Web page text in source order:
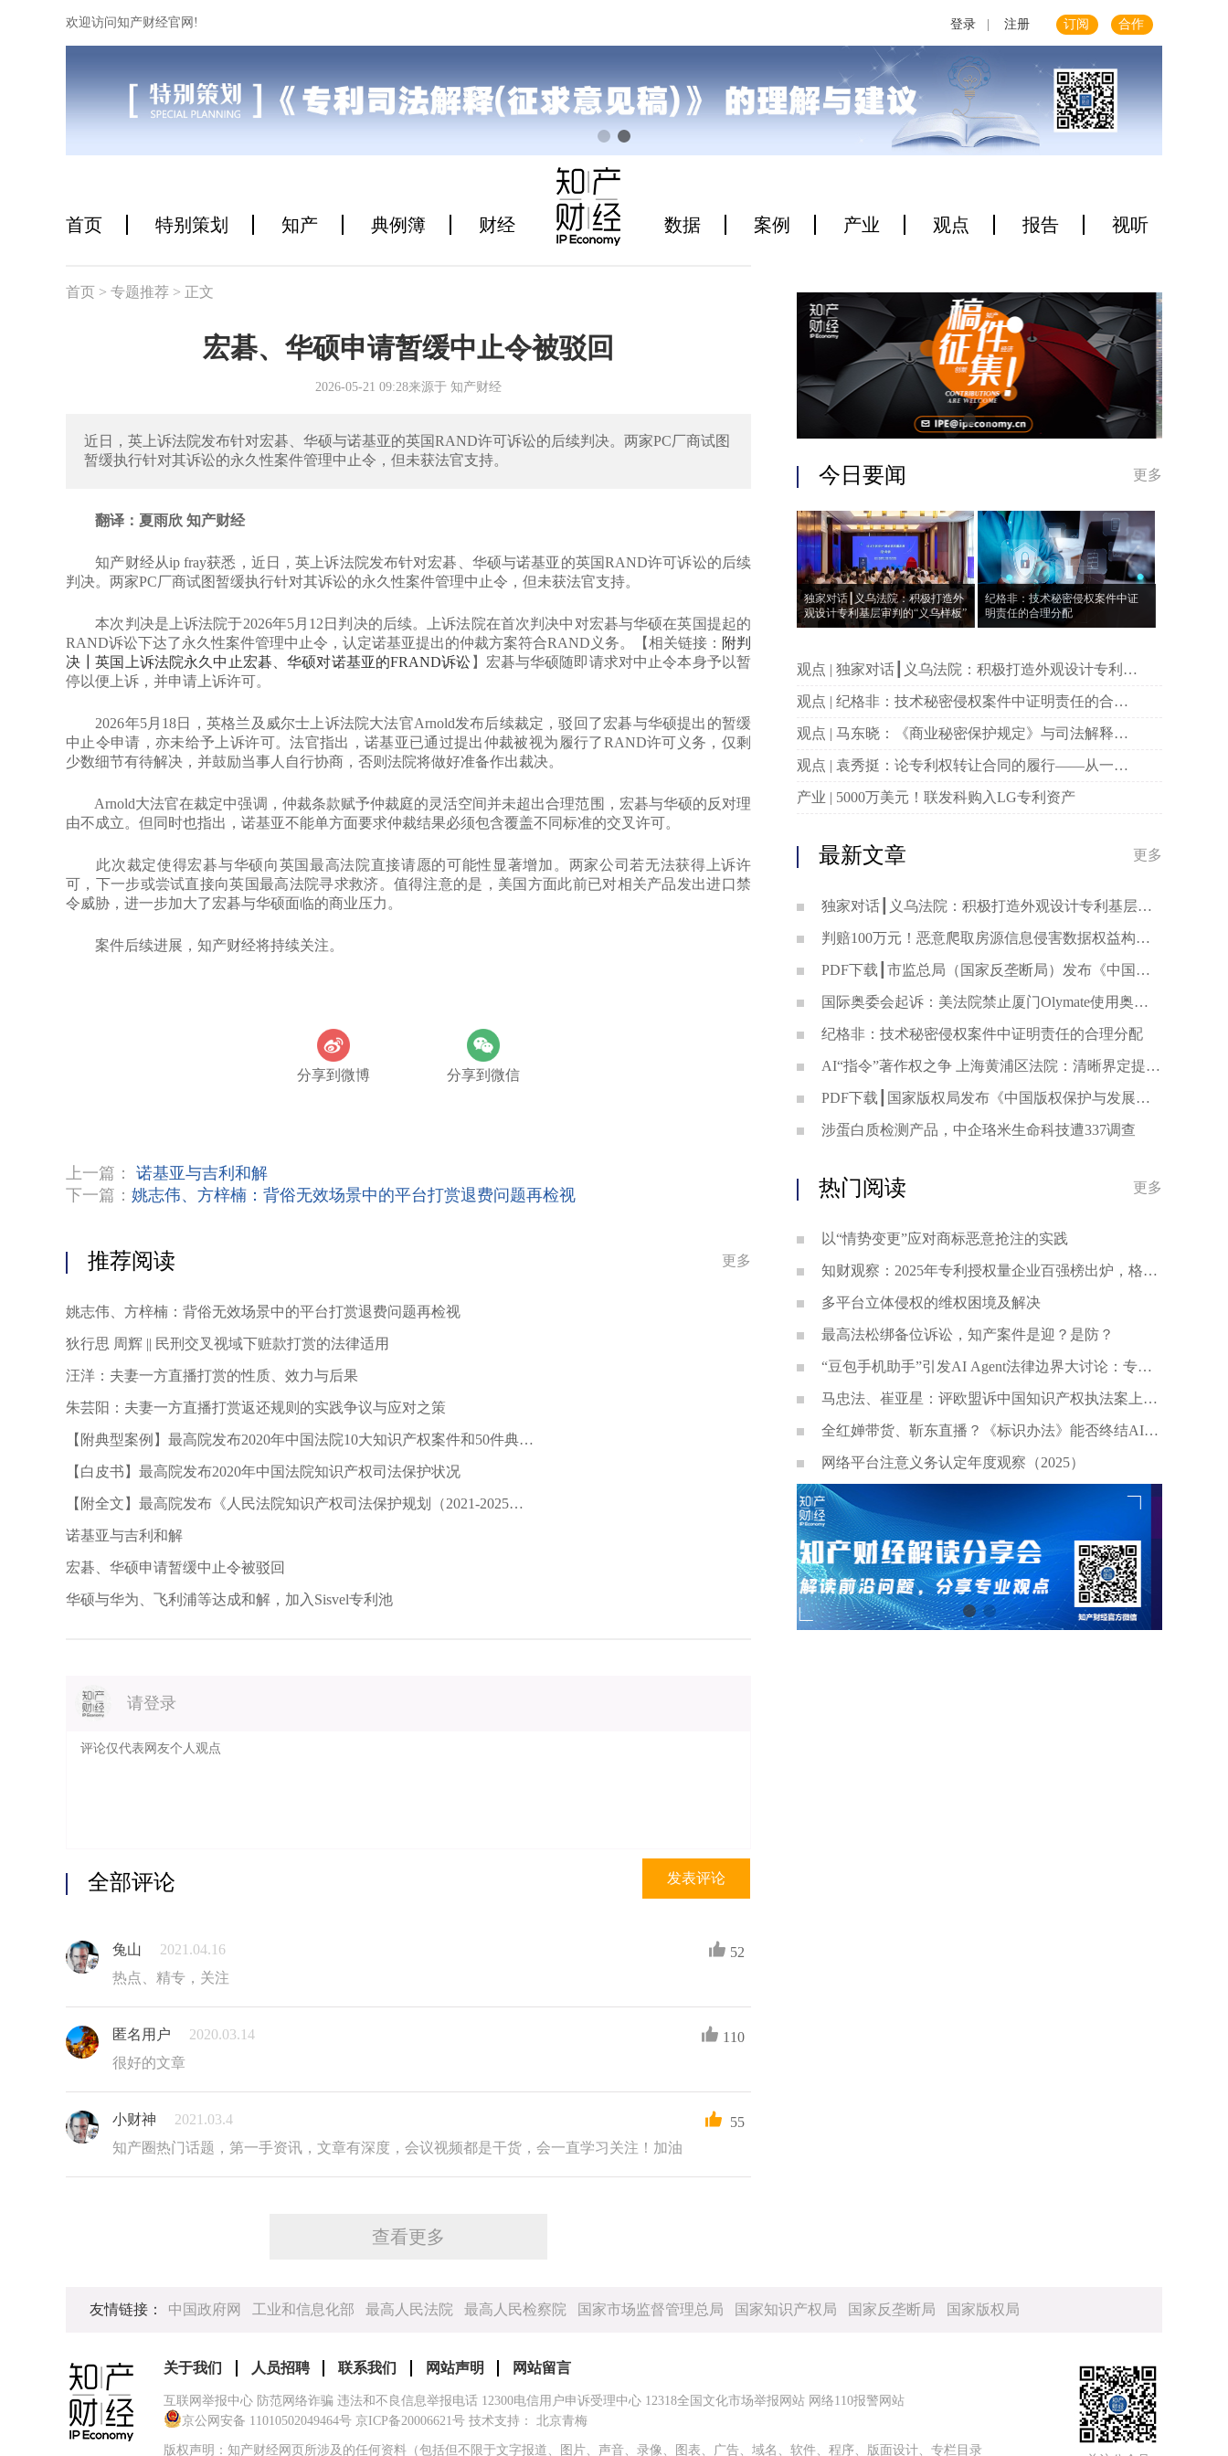
欢迎访问知产财经官网! 登录 注册 订阅 合作
首页 特别策划 知产 典例簿 财经 数据 案例 产业 观点 报告 视听
首页 > 专题推荐 > 正文
宏碁、华硕申请暂缓中止令被驳回
2026-05-21 09:28来源于 知产财经
近日，英上诉法院发布针对宏碁、华硕与诺基亚的英国RAND许可诉讼的后续判决。两家PC厂商试图
暂缓执行针对其诉讼的永久性案件管理中止令，但未获法官支持。
翻译：夏雨欣 知产财经
知产财经从ip fray获悉，近日，英上诉法院发布针对宏碁、华硕与诺基亚的英国RAND许可诉讼的后续
判决。两家PC厂商试图暂缓执行针对其诉讼的永久性案件管理中止令，但未获法官支持。
本次判决是上诉法院于2026年5月12日判决的后续。上诉法院在首次判决中对宏碁与华硕在英国提起的
RAND诉讼下达了永久性案件管理中止令，认定诺基亚提出的仲裁方案符合RAND义务。【相关链接： 附判
决┃英国上诉法院永久中止宏碁、华硕对诺基亚的FRAND诉讼 】宏碁与华硕随即请求对中止令本身予以暂
停以便上诉，并申请上诉许可。
2026年5月18日，英格兰及威尔士上诉法院大法官Arnold发布后续裁定，驳回了宏碁与华硕提出的暂缓
中止令申请，亦未给予上诉许可。法官指出，诺基亚已通过提出仲裁被视为履行了RAND许可义务，仅剩
少数细节有待解决，并鼓励当事人自行协商，否则法院将做好准备作出裁决。
Arnold大法官在裁定中强调，仲裁条款赋予仲裁庭的灵活空间并未超出合理范围，宏碁与华硕的反对理
由不成立。但同时也指出，诺基亚不能单方面要求仲裁结果必须包含覆盖不同标准的交叉许可。
此次裁定使得宏碁与华硕向英国最高法院直接请愿的可能性显著增加。两家公司若无法获得上诉许
可，下一步或尝试直接向英国最高法院寻求救济。值得注意的是，美国方面此前已对相关产品发出进口禁
令威胁，进一步加大了宏碁与华硕面临的商业压力。
案件后续进展，知产财经将持续关注。
分享到微博 分享到微信
上一篇： 诺基亚与吉利和解
下一篇： 姚志伟、方梓楠：背俗无效场景中的平台打赏退费问题再检视
推荐阅读 更多
姚志伟、方梓楠：背俗无效场景中的平台打赏退费问题再检视
狄行思 周辉 || 民刑交叉视域下赃款打赏的法律适用
汪洋：夫妻一方直播打赏的性质、效力与后果
朱芸阳：夫妻一方直播打赏返还规则的实践争议与应对之策
【附典型案例】最高院发布2020年中国法院10大知识产权案件和50件典型
知识产权案例
【白皮书】最高院发布2020年中国法院知识产权司法保护状况
【附全文】最高院发布《人民法院知识产权司法保护规划（2021-2025
年）》
诺基亚与吉利和解
宏碁、华硕申请暂缓中止令被驳回
华硕与华为、飞利浦等达成和解，加入Sisvel专利池
请登录
发表评论
全部评论
兔山 2021.04.16
52
热点、精专，关注
匿名用户 2020.03.14
110
很好的文章
小财神 2021.03.4
55
知产圈热门话题，第一手资讯，文章有深度，会议视频都是干货，会一直学习关注！加油
查看更多
今日要闻 更多
独家对话┃义乌法院：积极打造外
观设计专利基层审判的“义乌样板”
纪格非：技术秘密侵权案件中证
明责任的合理分配
观点 | 独家对话┃义乌法院：积极打造外观设计专利基
层审判的“义乌样板”
观点 | 纪格非：技术秘密侵权案件中证明责任的合理
分配
观点 | 马东晓：《商业秘密保护规定》与司法解释的
对比与变化
观点 | 袁秀挺：论专利权转让合同的履行——从一则
案例谈起
产业 | 5000万美元！联发科购入LG专利资产
最新文章 更多
独家对话┃义乌法院：积极打造外观设计专利基层审
判的“义乌样板”
判赔100万元！恶意爬取房源信息侵害数据权益构成
不正当竞争
PDF下载┃市监总局（国家反垄断局）发布《中国反
垄断执法年度报告（2025）》
国际奥委会起诉：美法院禁止厦门Olymate使用奥运
标志
纪格非：技术秘密侵权案件中证明责任的合理分配
AI“指令”著作权之争 上海黄浦区法院：清晰界定提示
词独创性表达的标准
PDF下载┃国家版权局发布《中国版权保护与发展状
况（2025）》
涉蛋白质检测产品，中企珞米生命科技遭337调查
热门阅读 更多
以“情势变更”应对商标恶意抢注的实践
知财观察：2025年专利授权量企业百强榜出炉，格力
等头部企业引领创新浪潮
多平台立体侵权的维权困境及解决
最高法松绑备位诉讼，知产案件是迎？是防？
“豆包手机助手”引发AI Agent法律边界大讨论：专家
深度剖析数据合规与竞争秩序
马忠法、崔亚星：评欧盟诉中国知识产权执法案上诉
仲裁裁决
全红婵带货、靳东直播？《标识办法》能否终结AI拟
声乱象？
网络平台注意义务认定年度观察（2025）
友情链接： 中国政府网 工业和信息化部 最高人民法院 最高人民检察院 国家市场监督管理总局 国家知识产权局 国家反垄断局 国家版权局
关于我们 人员招聘 联系我们 网站声明 网站留言
互联网举报中心 防范网络诈骗 违法和不良信息举报电话 12300电信用户申诉受理中心 12318全国文化市场举报网站 网络110报警网站
京公网安备 11010502049464号 京ICP备20006621号 技术支持： 北京青梅
版权声明：知产财经网页所涉及的任何资料（包括但不限于文字报道、图片、声音、录像、图表、广告、域名、软件、程序、版面设计、专栏目录